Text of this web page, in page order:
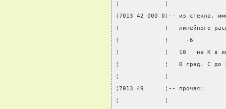
¦             ¦
¦7013 42 000 0¦-- из стекла,
¦             ¦   линейного
¦             ¦     -6
¦             ¦   10   на K в
¦             ¦   0 град. C
¦             ¦
¦7013 49      ¦--
¦             ¦